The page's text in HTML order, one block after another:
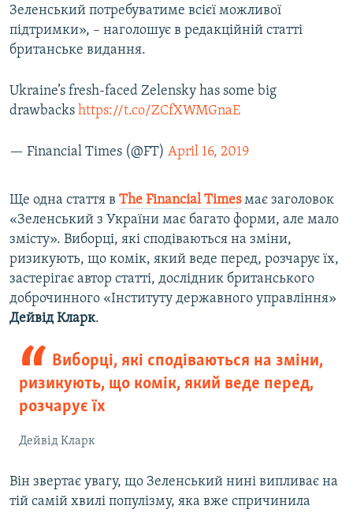
Зеленський потребуватиме всієї можливої
підтримки», – наголошує в редакційній статті
британське видання.
Ukraine’s fresh-faced Zelensky has some big
drawbacks https://t.co/ZCfXWMGnaE
— Financial Times (@FT) April 16, 2019
Ще одна стаття в The Financial Timesмає заголовок
«Зеленський з України має багато форми, але мало
змісту». Виборці, які сподіваються на зміни,
ризикують, що комік, який веде перед, розчарує їх,
застерігає автор статті, дослідник британського
доброчинного «Інституту державного управління»
Дейвід Кларк.
Виборці, які сподіваються на зміни,
ризикують, що комік, який веде перед,
розчарує їх
Дейвід Кларк
Він звертає увагу, що Зеленський нині випливає на
тій самій хвилі популізму, яка вже спричинила